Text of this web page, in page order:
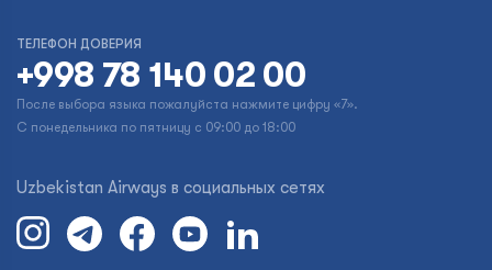
ТЕЛЕФОН ДОВЕРИЯ
+998 78 140 02 00
После выбора языка пожалуйста нажмите цифру «7».
С понедельника по пятницу с 09:00 до 18:00
Uzbekistan Airways в социальных сетях